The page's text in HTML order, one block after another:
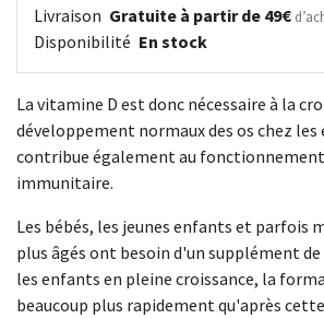
Livraison Gratuite à partir de 49€
Disponibilité En stock
La vitamine D est donc nécessaire à la
développement normaux des os chez
contribue également au
immunitaire.
Les bébés, les jeunes enfants et parfois
plus âgés ont besoin d'un supplément de
les enfants en pleine croissance, la
beaucoup plus rapidement qu'après